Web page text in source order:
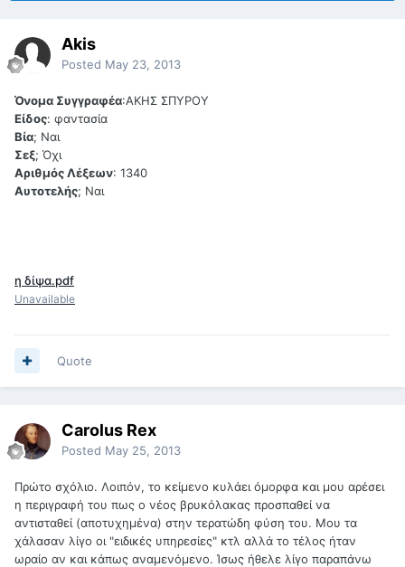
Akis
Posted May 23, 2013
Όνομα Συγγραφέα:ΑΚΗΣ ΣΠΥΡΟΥ
Είδος: φαντασία
Βία; Ναι
Σεξ; Όχι
Αριθμός Λέξεων: 1340
Αυτοτελής; Ναι
η δίψα.pdf
Unavailable
Quote
Carolus Rex
Posted May 25, 2013
Πρώτο σχόλιο. Λοιπόν, το κείμενο κυλάει όμορφα και μου αρέσει
η περιγραφή του πως ο νέος βρυκόλακας προσπαθεί να
αντισταθεί (αποτυχημένα) στην τερατώδη φύση του. Μου τα
χάλασαν λίγο οι "ειδικές υπηρεσίες" κτλ αλλά το τέλος ήταν
ωραίο αν και κάπως αναμενόμενο. Ίσως ήθελε λίγο παραπάνω